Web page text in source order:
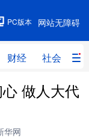
网站无障碍
PC版本
财经 社会 科
人事
做人大代
华网